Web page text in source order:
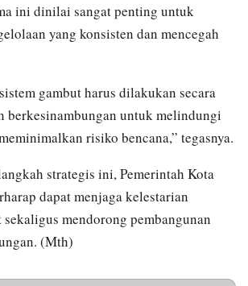
ini dinilai sangat penting untuk
yang konsisten dan mencegah
gambut harus dilakukan secara
berkesinambungan untuk melindungi
risiko bencana,” tegasnya.
strategis ini, Pemerintah Kota
dapat menjaga kelestarian
mendorong pembangunan
(Mth)